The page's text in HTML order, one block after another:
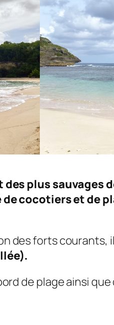
plus sauvages
cocotiers et de
des forts courants,
de plage ainsi